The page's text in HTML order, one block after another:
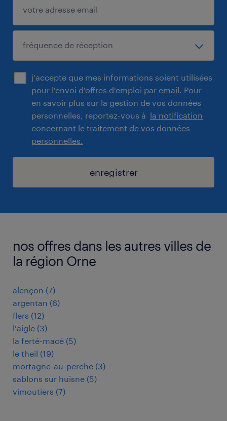
j'accepte que mes informations soient utilisées
pour l'envoi d'offres d'emploi par email. Pour
en savoir plus sur la gestion de vos données
personnelles, reportez-vous à la notification
concernant le traitement de vos données
personnelles.
enregistrer
nos offres dans les autres villes de
la région Orne
alençon (7)
argentan (6)
flers (12)
l'aigle (3)
la ferté-macé (5)
le theil (19)
mortagne-au-perche (3)
sablons sur huisne (5)
vimoutiers (7)